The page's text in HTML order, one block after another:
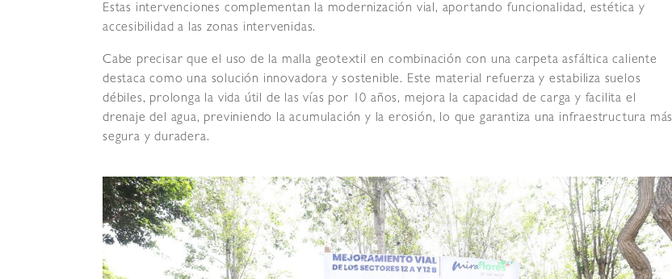
Estas intervenciones complementan la modernización vial, aportando funcionalidad, estética y
accesibilidad a las zonas intervenidas.
Cabe precisar que el uso de la malla geotextil en combinación con una carpeta asfáltica caliente
destaca como una solución innovadora y sostenible. Este material refuerza y estabiliza suelos
débiles, prolonga la vida útil de las vías por 10 años, mejora la capacidad de carga y facilita el
drenaje del agua, previniendo la acumulación y la erosión, lo que garantiza una infraestructura más
segura y duradera.